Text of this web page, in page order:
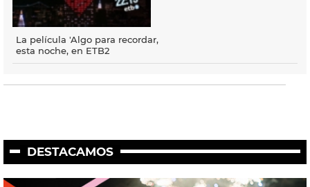
La película 'Algo para recordar,
esta noche, en ETB2
DESTACAMOS